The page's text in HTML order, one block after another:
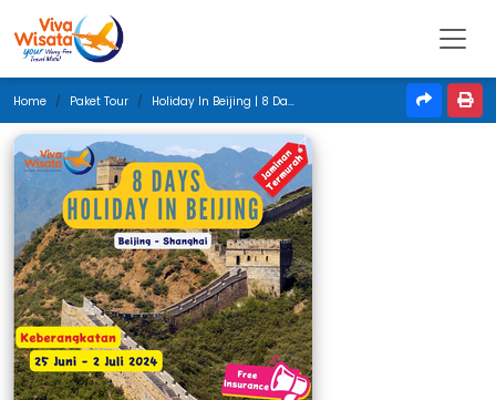
Home Paket Tour Holiday In Beijing | 8 Days | 25 Juni -2 Juli 2024